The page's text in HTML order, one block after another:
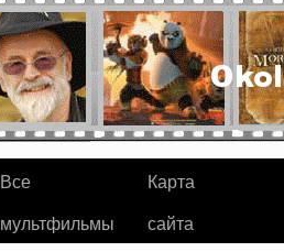
Все
мультфильмы
Карта
сайта